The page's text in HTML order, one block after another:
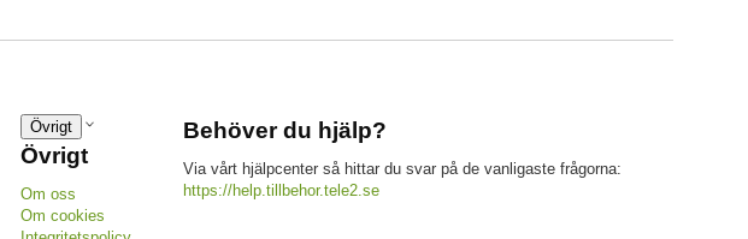
Övrigt
Övrigt
Om oss
Om cookies
Behöver du hjälp?
Via vårt hjälpcenter så hittar du svar på de vanligaste frågorna:
https://help.tillbehor.tele2.se